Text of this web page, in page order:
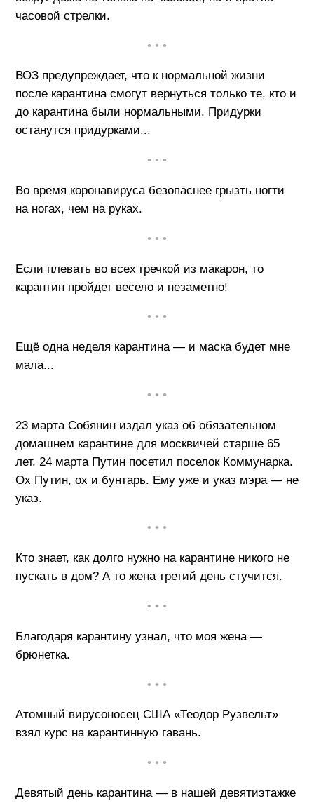
часовой стрелки.
• • •
ВОЗ предупреждает, что к нормальной жизни
после карантина смогут вернуться только те, кто и
до карантина были нормальными. Придурки
останутся придурками...
• • •
Во время коронавируса безопаснее грызть ногти
на ногах, чем на руках.
• • •
Если плевать во всех гречкой из макарон, то
карантин пройдет весело и незаметно!
• • •
Ещё одна неделя карантина — и маска будет мне
мала...
• • •
23 марта Собянин издал указ об обязательном
домашнем карантине для москвичей старше 65
лет. 24 марта Путин посетил поселок Коммунарка.
Ох Путин, ох и бунтарь. Ему уже и указ мэра — не
указ.
• • •
Кто знает, как долго нужно на карантине никого не
пускать в дом? А то жена третий день стучится.
• • •
Благодаря карантину узнал, что моя жена —
брюнетка.
• • •
Атомный вирусоносец США «Теодор Рузвельт»
взял курс на карантинную гавань.
• • •
Девятый день карантина — в нашей девятиэтажке